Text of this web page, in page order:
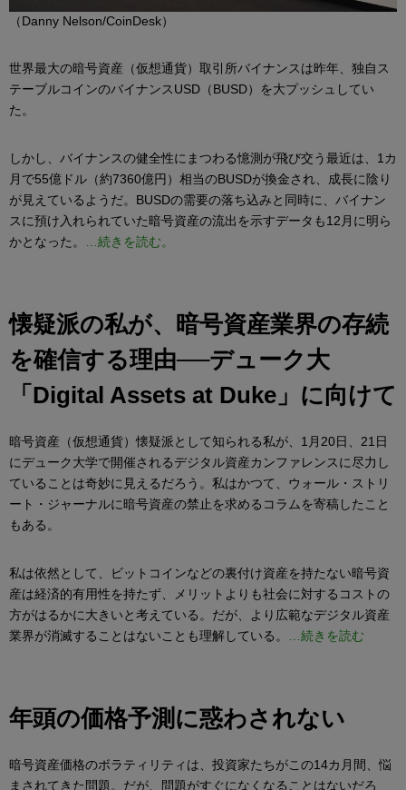
（Danny Nelson/CoinDesk）
世界最大の暗号資産（仮想通貨）取引所バイナンスは昨年、独自ス
テーブルコインのバイナンスUSD（BUSD）を大プッシュしてい
た。
しかし、バイナンスの健全性にまつわる憶測が飛び交う最近は、1カ
月で55億ドル（約7360億円）相当のBUSDが換金され、成長に陰り
が見えているようだ。BUSDの需要の落ち込みと同時に、バイナン
スに預け入れられていた暗号資産の流出を示すデータも12月に明ら
かとなった。
…続きを読む。
懐疑派の私が、暗号資産業界の存続
を確信する理由──デューク大
「Digital Assets at Duke」に向けて
暗号資産（仮想通貨）懐疑派として知られる私が、1月20日、21日
にデューク大学で開催されるデジタル資産カンファレンスに尽力し
ていることは奇妙に見えるだろう。私はかつて、ウォール・ストリ
ート・ジャーナルに暗号資産の禁止を求めるコラムを寄稿したこと
もある。
私は依然として、ビットコインなどの裏付け資産を持たない暗号資
産は経済的有用性を持たず、メリットよりも社会に対するコストの
方がはるかに大きいと考えている。だが、より広範なデジタル資産
業界が消滅することはないことも理解している。
…続きを読む
年頭の価格予測に惑わされない
暗号資産価格のボラティリティは、投資家たちがこの14カ月間、悩
まされてきた問題。だが、問題がすぐになくなることはないだろ